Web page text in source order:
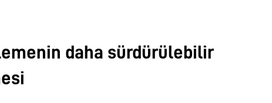
daha sürdürülebilir